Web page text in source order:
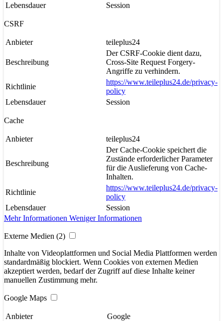
Lebensdauer
Session
CSRF
Anbieter teileplus24
Beschreibung
Der CSRF-Cookie dient dazu,
Cross-Site Request Forgery-
Angriffe zu verhindern.
Richtlinie
https://www.teileplus24.de/privacy-
policy
Lebensdauer
Session
Cache
Anbieter teileplus24
Beschreibung
Der Cache-Cookie speichert die
Zustände erforderlicher Parameter
für die Auslieferung von Cache-
Inhalten.
Richtlinie
https://www.teileplus24.de/privacy-
policy
Lebensdauer
Session
Mehr Informationen Weniger Informationen
Externe Medien (2)
Inhalte von Videoplattformen und Social Media Plattformen werden
standardmäßig blockiert. Wenn Cookies von externen Medien
akzeptiert werden, bedarf der Zugriff auf diese Inhalte keiner
manuellen Zustimmung mehr.
Google Maps
Anbieter Google